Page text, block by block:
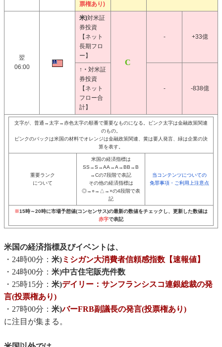
票権あり)
翌
06:00
米)対米証
券投資
【ネット
長期フロ
ー】
- +33億
↑・ 対米証
券投資
【ネット
フロー合
計】
- -838億
文字が、普通→太字→赤色太字の順番で重要なものになる。ピンク太字は金融政策関連
のもの。
ピンクのバックは米国の材料でオレンジは金融政策関連、黄は要人発言、緑は企業の決
算を表す。
重要ランク
について
米国の経済指標は
SS→S→AA→A→BB→B
→Cの7段階で表記
その他の経済指標は
◎→○→△→×の4段階で表
記
当コンテンツについての
免罪事項・ご利用上注意点
※15時～20時に市場予想値(コンセンサス)の最新の数値をチェックし、更新した数値は
赤字で表記
米国の経済指標及びイベントは、
・24時00分： 米)ミシガン大消費者信頼感指数【速報値】
・24時00分： 米)中古住宅販売件数
・25時15分： 米)デイリー：サンフランシスコ連銀総裁の発
言(投票権あり)
・27時00分： 米)バーFRB副議長の発言(投票権あり)
に注目が集まる。